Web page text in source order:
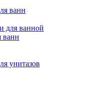
ванн
для ванной
ванн
унитазов